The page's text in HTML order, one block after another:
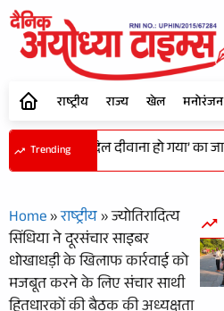
राष्ट्रीय राज्य खेल मनोरंजन
Trending
रहा ‘दिल दीवाना हो गया’ का जादू
Home»राष्ट्रीय»ज्योतिरादित्य
सिंधिया ने दूरसंचार साइबर
धोखाधड़ी के खिलाफ कार्रवाई को
मजबूत करने के लिए संचार साथी